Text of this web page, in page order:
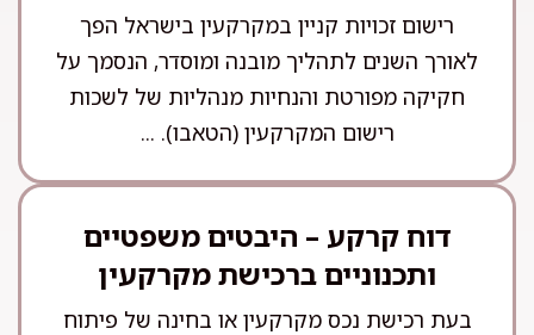
רישום זכויות קניין במקרקעין בישראל הפך
לאורך השנים לתהליך מובנה ומוסדר, הנסמך על
חקיקה מפורטת והנחיות מנהליות של לשכות
רישום המקרקעין (הטאבו). ...
דוח קרקע – היבטים משפטיים
ותכנוניים ברכישת מקרקעין
בעת רכישת נכס מקרקעין או בחינה של פיתוח